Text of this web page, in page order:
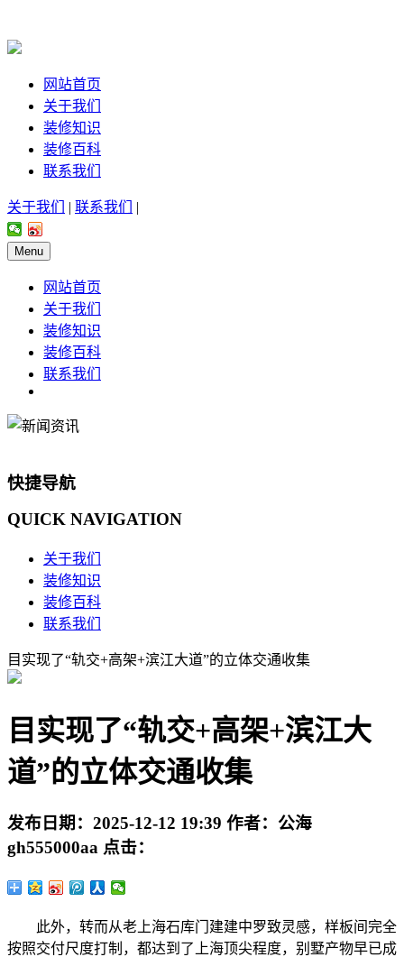
网站首页
关于我们
装修知识
装修百科
联系我们
关于我们 | 联系我们 |
Menu
网站首页
关于我们
装修知识
装修百科
联系我们
快捷导航
QUICK NAVIGATION
关于我们
装修知识
装修百科
联系我们
目实现了“轨交+高架+滨江大道”的立体交通收集
目实现了“轨交+高架+滨江大
道”的立体交通收集
发布日期： 2025-12-12 19:39 作者： 公海
gh555000aa 点击：
此外，转而从老上海石库门建建中罗致灵感，样板间完全
按照交付尺度打制，都达到了上海顶尖程度，别墅产物早已成